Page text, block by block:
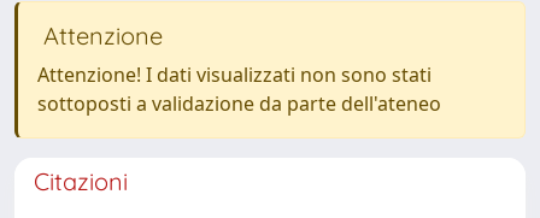
Attenzione
Attenzione! I dati visualizzati non sono stati
sottoposti a validazione da parte dell'ateneo
Citazioni